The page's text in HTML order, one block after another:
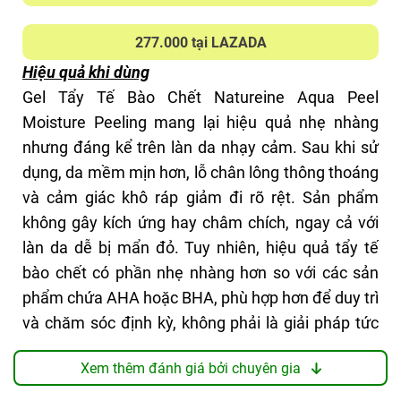
PHÙ HỢP CHO
Mọi loại da, kể cả da nhạy cảm. Da mới làm quen
AHA, BHA, da dậy thì.
CHẤM ĐIỂM
8/10
Kết cấu của gel tẩy da chết này rất nhẹ và dễ chịu.
Khi thoa lên da, mình cảm nhận được sự mát lạnh
nhẹ nhàng. Khi massage, các hạt nhỏ như vụn gel
(do cellulose tạo ra) xuất hiện và giúp "cuốn" đi lớp
tế bào chết mà không làm da bị tổn thương. Một
số bạn sẽ có cảm giác hơi rát nhẹ khi dùng, nếu
không có hiện tượng kích ứng đỏ, mụn thì vẫn có
thể tiếp tục để quen. Còn rát mạnh với bùng mụn
lên thì ngừng ngay lập tức nha. Sau khi rửa lại, da
mình cảm giác mềm hơn, có điều vẫn có hơi khô
nên cần cấp ẩm thêm nữa.
Điểm trừ duy nhất với mình là mùi hương hơi hóa
thời gian để quen.
277.000 tại LAZADA
Hiệu quả khi dùng
Gel Tẩy Tế Bào Chết Natureine Aqua Peel
Moisture Peeling mang lại hiệu quả nhẹ nhàng
nhưng đáng kể trên làn da nhạy cảm. Sau khi sử
dụng, da mềm mịn hơn, lỗ chân lông thông thoáng
và cảm giác khô ráp giảm đi rõ rệt. Sản phẩm
không gây kích ứng hay châm chích, ngay cả với
làn da dễ bị mẩn đỏ. Tuy nhiên, hiệu quả tẩy tế
bào chết có phần nhẹ nhàng hơn so với các sản
phẩm chứa AHA hoặc BHA, phù hợp hơn để duy trì
và chăm sóc định kỳ, không phải là giải pháp tức
thì cho các vấn đề da nghiêm trọng.
Thành phần chính nổi bật
Xem thêm đánh giá bởi chuyên gia